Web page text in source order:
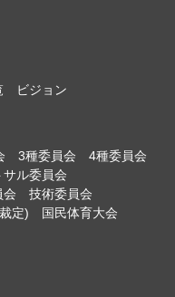
ビジョン
3種委員会
4種委員会
サル委員会
会
技術委員会
定)
国民体育大会